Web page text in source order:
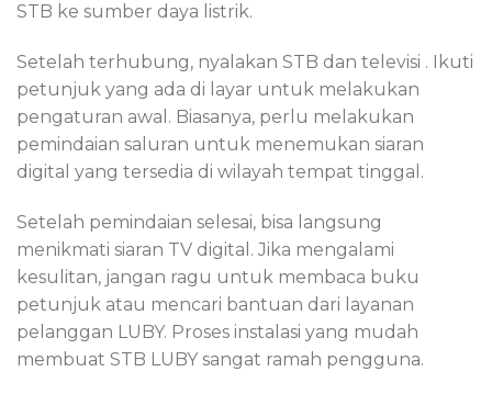
STB ke sumber daya listrik.
Setelah terhubung, nyalakan STB dan televisi . Ikuti
petunjuk yang ada di layar untuk melakukan
pengaturan awal. Biasanya, perlu melakukan
pemindaian saluran untuk menemukan siaran
digital yang tersedia di wilayah tempat tinggal.
Setelah pemindaian selesai, bisa langsung
menikmati siaran TV digital. Jika mengalami
kesulitan, jangan ragu untuk membaca buku
petunjuk atau mencari bantuan dari layanan
pelanggan LUBY. Proses instalasi yang mudah
membuat STB LUBY sangat ramah pengguna.